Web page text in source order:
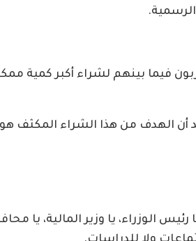
فيما بينهم لشراء أكبر كمية
الهدف من هذا الشراء المكثف هو
الوزراء، يا وزير المالية، يا